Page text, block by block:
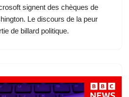
signent des chèques de
Le discours de la peur
de billard politique.